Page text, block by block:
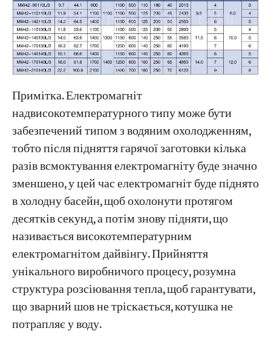
Примітка. Електромагніт
надвисокотемпературного типу може бути
забезпечений типом з водяним охолодженням,
тобто після підняття гарячої заготовки кілька
разів всмоктування електромагніту буде значно
зменшено, у цей час електромагніт буде піднято
в холодну басейн, щоб охолонути протягом
десятків секунд, а потім знову підняти, що
називається високотемпературним
електромагнітом дайвінгу. Прийняття
унікального виробничого процесу, розумна
структура розсіювання тепла, щоб гарантувати,
що зварний шов не тріскається, котушка не
потрапляє у воду.